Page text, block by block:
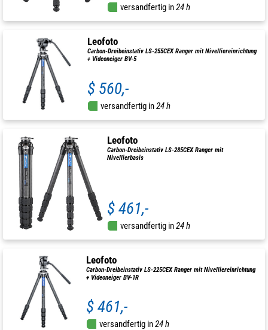
versandfertig in24 h
Leofoto
Carbon-Dreibeinstativ LS-255CEX Ranger mit Nivelliereinrichtung
+ Videoneiger BV-5
$ 560,-
versandfertig in24 h
Leofoto
Carbon-Dreibeinstativ LS-285CEX Ranger mit
Nivellierbasis
$ 461,-
versandfertig in24 h
Leofoto
Carbon-Dreibeinstativ LS-225CEX Ranger mit Nivelliereinrichtung
+ Videoneiger BV-1R
$ 461,-
versandfertig in24 h